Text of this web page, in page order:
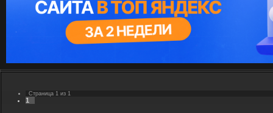
Страница 1 из 1
1